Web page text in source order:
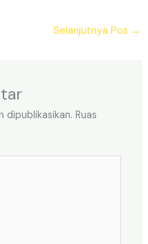
Selanjutnya Pos →
dipublikasikan. Ruas